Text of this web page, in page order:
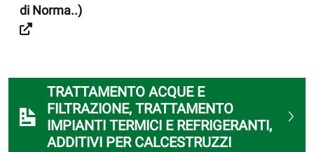
di Norma..)
TRATTAMENTO ACQUE E
FILTRAZIONE, TRATTAMENTO
IMPIANTI TERMICI E REFRIGERANTI,
ADDITIVI PER CALCESTRUZZI